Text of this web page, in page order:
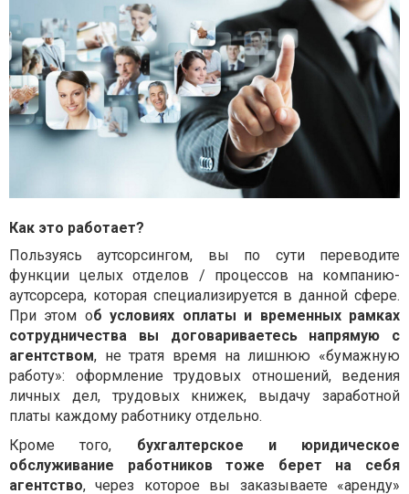
Как это работает?
Пользуясь аутсорсингом, вы по сути переводите
функции целых отделов / процессов на компанию-
аутсорсера, которая специализируется в данной сфере.
При этом об условиях оплаты и временных рамках
сотрудничества вы договариваетесь напрямую с
агентством, не тратя время на лишнюю «бумажную
работу»: оформление трудовых отношений, ведения
личных дел, трудовых книжек, выдачу заработной
платы каждому работнику отдельно.
Кроме того, бухгалтерское и юридическое
обслуживание работников тоже берет на себя
агентство, через которое вы заказываете «аренду»